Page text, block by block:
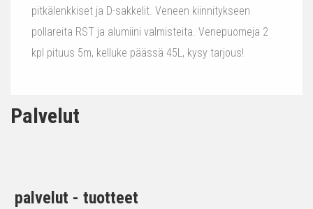
pitkälenkkiset ja D-sakkelit. Veneen kiinnitykseen
pollareita RST ja alumiini valmisteita. Venepuomeja 2
kpl pituus 5m, kelluke päässä 45L, kysy tarjous!
Palvelut
palvelut - tuotteet